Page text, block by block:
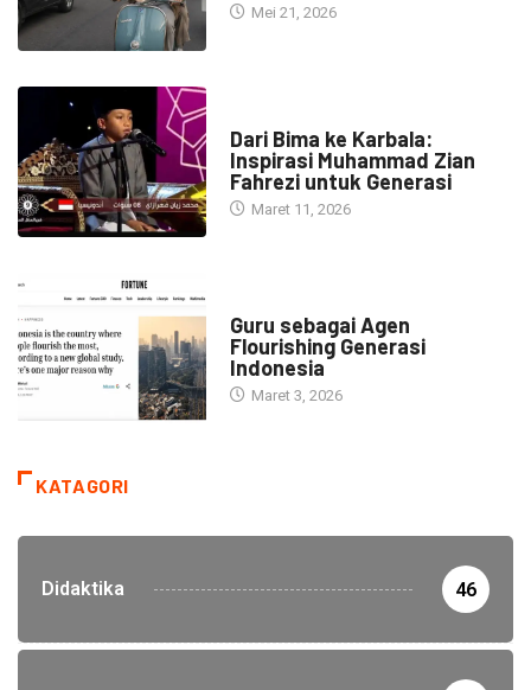
Mei 21, 2026
Dari Bima ke Karbala:
Inspirasi Muhammad Zian
Fahrezi untuk Generasi
Maret 11, 2026
Guru sebagai Agen
Flourishing Generasi
Indonesia
Maret 3, 2026
KATAGORI
Didaktika 46